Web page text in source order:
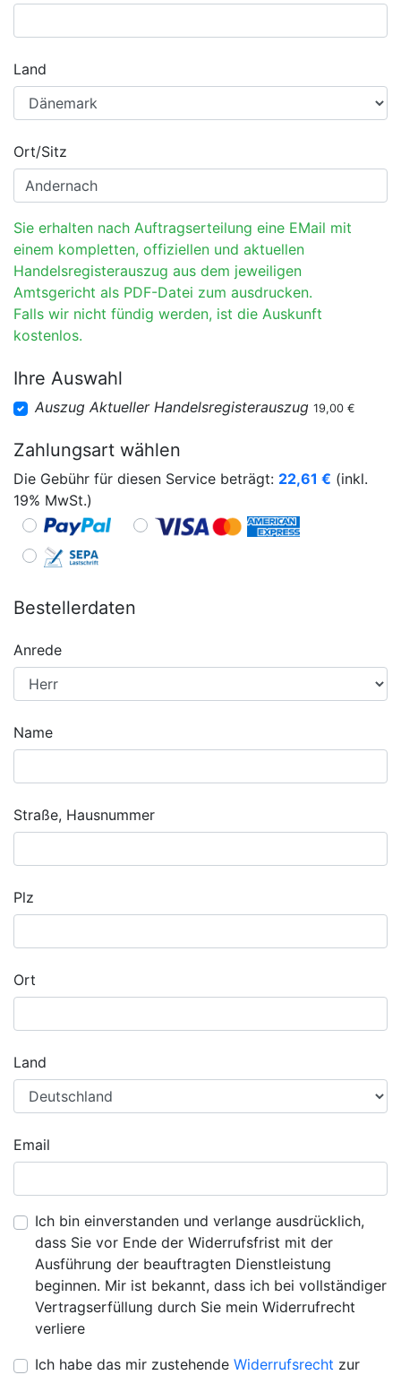
Land
Ort/Sitz
Sie erhalten nach Auftragserteilung eine EMail mit
einem kompletten, offiziellen und aktuellen
Handelsregisterauszug aus dem jeweiligen
Amtsgericht als PDF-Datei zum ausdrucken.
Falls wir nicht fündig werden, ist die Auskunft
kostenlos.
Ihre Auswahl
Auszug Aktueller Handelsregisterauszug 19,00 €
Zahlungsart wählen
Die Gebühr für diesen Service beträgt: 22,61 € (inkl.
19% MwSt.)
Bestellerdaten
Anrede
Name
Straße, Hausnummer
Plz
Ort
Land
Email
Ich bin einverstanden und verlange ausdrücklich,
dass Sie vor Ende der Widerrufsfrist mit der
Ausführung der beauftragten Dienstleistung
beginnen. Mir ist bekannt, dass ich bei vollständiger
Vertragserfüllung durch Sie mein Widerrufrecht
verliere
Ich habe das mir zustehende Widerrufsrecht zur